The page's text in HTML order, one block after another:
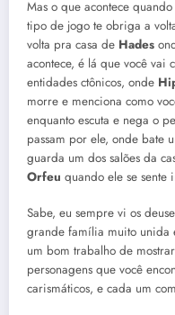
Mas o que acontece
tipo de jogo te obriga a
volta pra casa de Hades
acontece, é lá que você vai
entidades ctônicos, onde
morre e menciona como
enquanto escuta e nega o
passam por ele, onde bate
guarda um dos salões da
Orfeu quando ele se sente
Sabe, eu sempre vi os
grande família muito unida
um bom trabalho de
personagens que você
carismáticos, e cada um